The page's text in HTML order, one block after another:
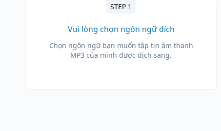
STEP 1
Vui lòng chọn ngôn ngữ đích
Chọn ngôn ngữ bạn muốn tập tin âm thanh
MP3 của mình được dịch sang.